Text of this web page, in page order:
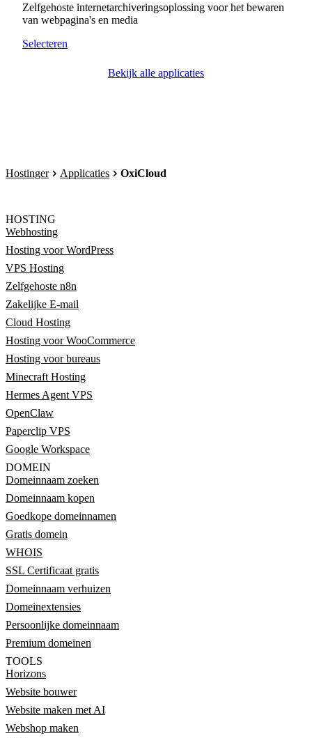
Zelfgehoste internetarchiveringsoplossing voor het bewaren
van webpagina's en media
Selecteren
Bekijk alle applicaties
Hostinger Applicaties OxiCloud
HOSTING
Webhosting
Hosting voor WordPress
VPS Hosting
Zelfgehoste n8n
Zakelijke E-mail
Cloud Hosting
Hosting voor WooCommerce
Hosting voor bureaus
Minecraft Hosting
Hermes Agent VPS
OpenClaw
Paperclip VPS
Google Workspace
DOMEIN
Domeinnaam zoeken
Domeinnaam kopen
Goedkope domeinnamen
Gratis domein
WHOIS
SSL Certificaat gratis
Domeinnaam verhuizen
Domeinextensies
Persoonlijke domeinnaam
Premium domeinen
TOOLS
Horizons
Website bouwer
Website maken met AI
Webshop maken